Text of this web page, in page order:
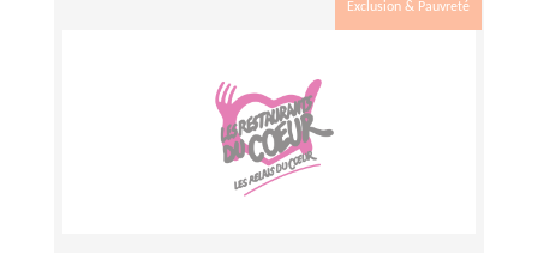
Exclusion & Pauvreté